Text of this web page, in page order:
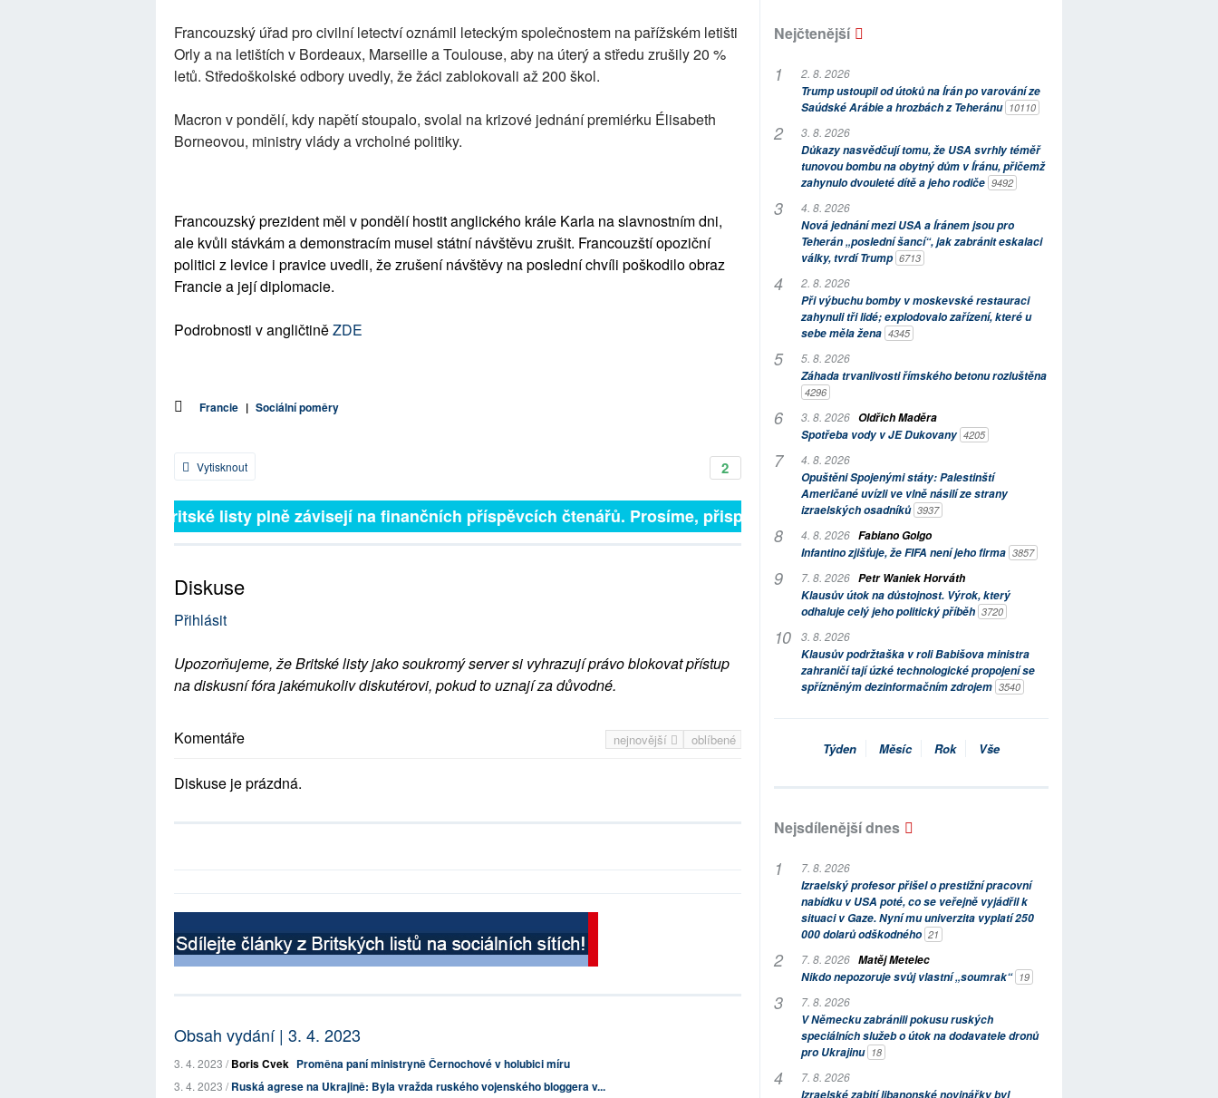
Francouzský úřad pro civilní letectví oznámil leteckým společnostem na pařížském letišti
Orly a na letištích v Bordeaux, Marseille a Toulouse, aby na úterý a středu zrušily 20 %
letů. Středoškolské odbory uvedly, že žáci zablokovali až 200 škol.
Macron v pondělí, kdy napětí stoupalo, svolal na krizové jednání premiérku Élisabeth
Borneovou, ministry vlády a vrcholné politiky.
Francouzský prezident měl v pondělí hostit anglického krále Karla na slavnostním dni,
ale kvůli stávkám a demonstracím musel státní návštěvu zrušit. Francouzští opoziční
politici z levice i pravice uvedli, že zrušení návštěvy na poslední chvíli poškodilo obraz
Francie a její diplomacie.
Podrobnosti v angličtiněZDE
Francie | Sociální poměry
2
Vytisknout
Britské listy plně závisejí na finančních příspěvcích čtenářů. Prosíme, přispějte. ➥
Diskuse
Přihlásit
Upozorňujeme, že Britské listy jako soukromý server si vyhrazují právo blokovat přístup
na diskusní fóra jakémukoliv diskutérovi, pokud to uznají za důvodné.
nejnovější oblíbené
Komentáře
Diskuse je prázdná.
Obsah vydání | 3. 4. 2023
3. 4. 2023 /Boris Cvek Proměna paní ministryně Černochové v holubici míru
3. 4. 2023 /Ruská agrese na Ukrajině: Byla vražda ruského vojenského bloggera v...
Nejčtenější
2. 8. 2026
Trump ustoupil od útoků na Írán po varování ze
Saúdské Arábie a hrozbách z Teheránu 10110
3. 8. 2026
Důkazy nasvědčují tomu, že USA svrhly téměř
tunovou bombu na obytný dům v Íránu, přičemž
zahynulo dvouleté dítě a jeho rodiče 9492
4. 8. 2026
Nová jednání mezi USA a Íránem jsou pro
Teherán „poslední šancí“, jak zabránit eskalaci
války, tvrdí Trump 6713
2. 8. 2026
Při výbuchu bomby v moskevské restauraci
zahynuli tři lidé; explodovalo zařízení, které u
sebe měla žena 4345
5. 8. 2026
Záhada trvanlivosti římského betonu rozluštěna
4296
3. 8. 2026 Oldřich Maděra
Spotřeba vody v JE Dukovany 4205
4. 8. 2026
Opuštěni Spojenými státy: Palestinští
Američané uvízli ve vlně násilí ze strany
izraelských osadníků 3937
4. 8. 2026 Fabiano Golgo
Infantino zjišťuje, že FIFA není jeho firma 3857
7. 8. 2026 Petr Waniek Horváth
Klausův útok na důstojnost. Výrok, který
odhaluje celý jeho politický příběh 3720
3. 8. 2026
Klausův podržtaška v roli Babišova ministra
zahraničí tají úzké technologické propojení se
spřízněným dezinformačním zdrojem 3540
Týden Měsíc Rok Vše
Nejsdílenější dnes
7. 8. 2026
Izraelský profesor přišel o prestižní pracovní
nabídku v USA poté, co se veřejně vyjádřil k
situaci v Gaze. Nyní mu univerzita vyplatí 250
000 dolarů odškodného 21
7. 8. 2026 Matěj Metelec
Nikdo nepozoruje svůj vlastní „soumrak“ 19
7. 8. 2026
V Německu zabránili pokusu ruských
speciálních služeb o útok na dodavatele dronů
pro Ukrajinu 18
7. 8. 2026
Izraelské zabití libanonské novinářky byl